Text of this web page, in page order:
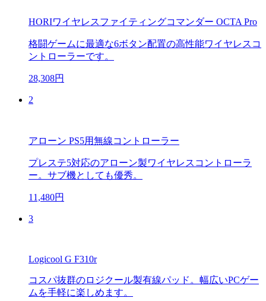
HORIワイヤレスファイティングコマンダー OCTA Pro
格闘ゲームに最適な6ボタン配置の高性能ワイヤレスコ
ントローラーです。
28,308円
2
アローン PS5用無線コントローラー
プレステ5対応のアローン製ワイヤレスコントローラ
ー。サブ機としても優秀。
11,480円
3
Logicool G F310r
コスパ抜群のロジクール製有線パッド。幅広いPCゲー
ムを手軽に楽しめます。